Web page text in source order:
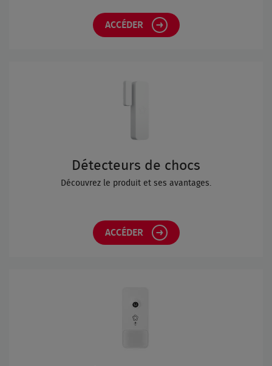
ACCÉDER
Détecteurs de chocs
Découvrez le produit et ses avantages.
ACCÉDER